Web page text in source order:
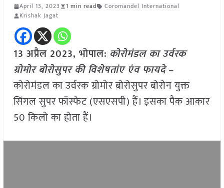
April 13, 2023 1 min read
Coromandel International
Krishak Jagat
13 अप्रैल 2023, भोपाल: कोरोमंडल का उर्वरक
ग्रोमोर बोरोसुपर की विशेषतांए एंव फायदे–
कोरोमंडल का उर्वरक ग्रोमोर बोरोसुपर बोरोन युक्त
सिंगल सुपर फॉस्फेट (एसएसपी) हैं। इसका पैक आकार
50 किलो का होता हैं।